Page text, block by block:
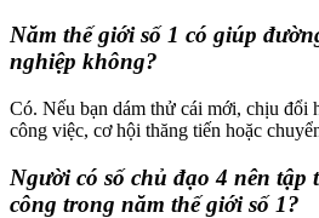
Năm thế giới số 1 có giúp
nghiệp không?
Có. Nếu bạn dám thử cái mới, chịu đổi
công việc, cơ hội thăng tiến hoặc
Người có số chủ đạo 4 nên
công trong năm thế giới số 1?